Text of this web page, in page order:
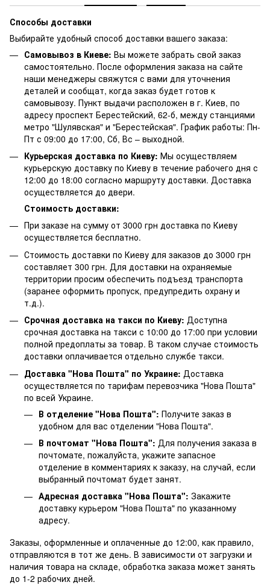
Способы доставки
Выбирайте удобный способ доставки вашего заказа:
Самовывоз в Киеве: Вы можете забрать свой заказ
самостоятельно. После оформления заказа на сайте
наши менеджеры свяжутся с вами для уточнения
деталей и сообщат, когда заказ будет готов к
самовывозу. Пункт выдачи расположен в г. Киев, по
адресу проспект Берестейский, 62-б, между станциями
метро "Шулявская" и "Берестейская". График работы: Пн-
Пт с 09:00 до 17:00, Сб, Вс – выходной.
Курьерская доставка по Киеву: Мы осуществляем
курьерскую доставку по Киеву в течение рабочего дня с
12:00 до 18:00 согласно маршруту доставки. Доставка
осуществляется до двери.
Стоимость доставки:
При заказе на сумму от 3000 грн доставка по Киеву
осуществляется бесплатно.
Стоимость доставки по Киеву для заказов до 3000 грн
составляет 300 грн. Для доставки на охраняемые
территории просим обеспечить подъезд транспорта
(заранее оформить пропуск, предупредить охрану и
т.д.).
Срочная доставка на такси по Киеву: Доступна
срочная доставка на такси с 10:00 до 17:00 при условии
полной предоплаты за товар. В таком случае стоимость
доставки оплачивается отдельно службе такси.
Доставка "Нова Пошта" по Украине: Доставка
осуществляется по тарифам перевозчика "Нова Пошта"
по всей Украине.
В отделение "Нова Пошта": Получите заказ в
удобном для вас отделении "Нова Пошта".
В почтомат "Нова Пошта": Для получения заказа в
почтомате, пожалуйста, укажите запасное
отделение в комментариях к заказу, на случай, если
выбранный почтомат будет занят.
Адресная доставка "Нова Пошта": Закажите
доставку курьером "Нова Пошта" по указанному
адресу.
Заказы, оформленные и оплаченные до 12:00, как правило,
отправляются в тот же день. В зависимости от загрузки и
наличия товара на складе, обработка заказа может занять
до 1-2 рабочих дней.